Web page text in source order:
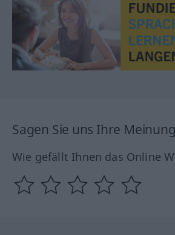
Sagen Sie uns Ihre
Wie gefällt Ihnen das Online